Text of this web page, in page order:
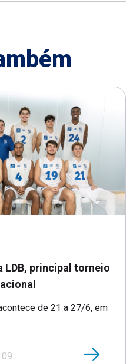
LDB, principal torneio
de 21 a 27/6, em